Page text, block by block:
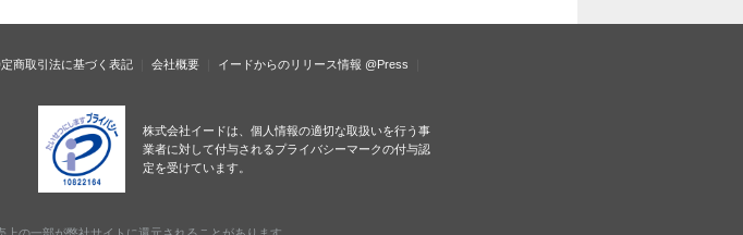
商取引法に基づく表記 会社概要 イードからのリリース情報 @Press
株式会社イードは、個人情報の適切な取扱いを行う事
業者に対して付与されるプライバシーマークの付与認
定を受けています。